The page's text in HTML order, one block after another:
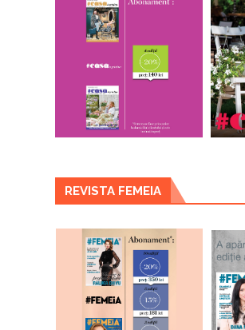
REVISTA FEMEIA